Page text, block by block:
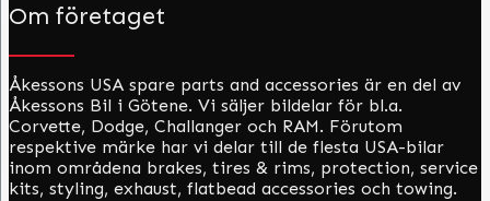
Om företaget
Åkessons USA spare parts and accessories är en del av
Åkessons Bil i Götene. Vi säljer bildelar för bl.a.
Corvette, Dodge, Challanger och RAM. Förutom
respektive märke har vi delar till de flesta USA-bilar
inom områdena brakes, tires & rims, protection, service
kits, styling, exhaust, flatbead accessories och towing.